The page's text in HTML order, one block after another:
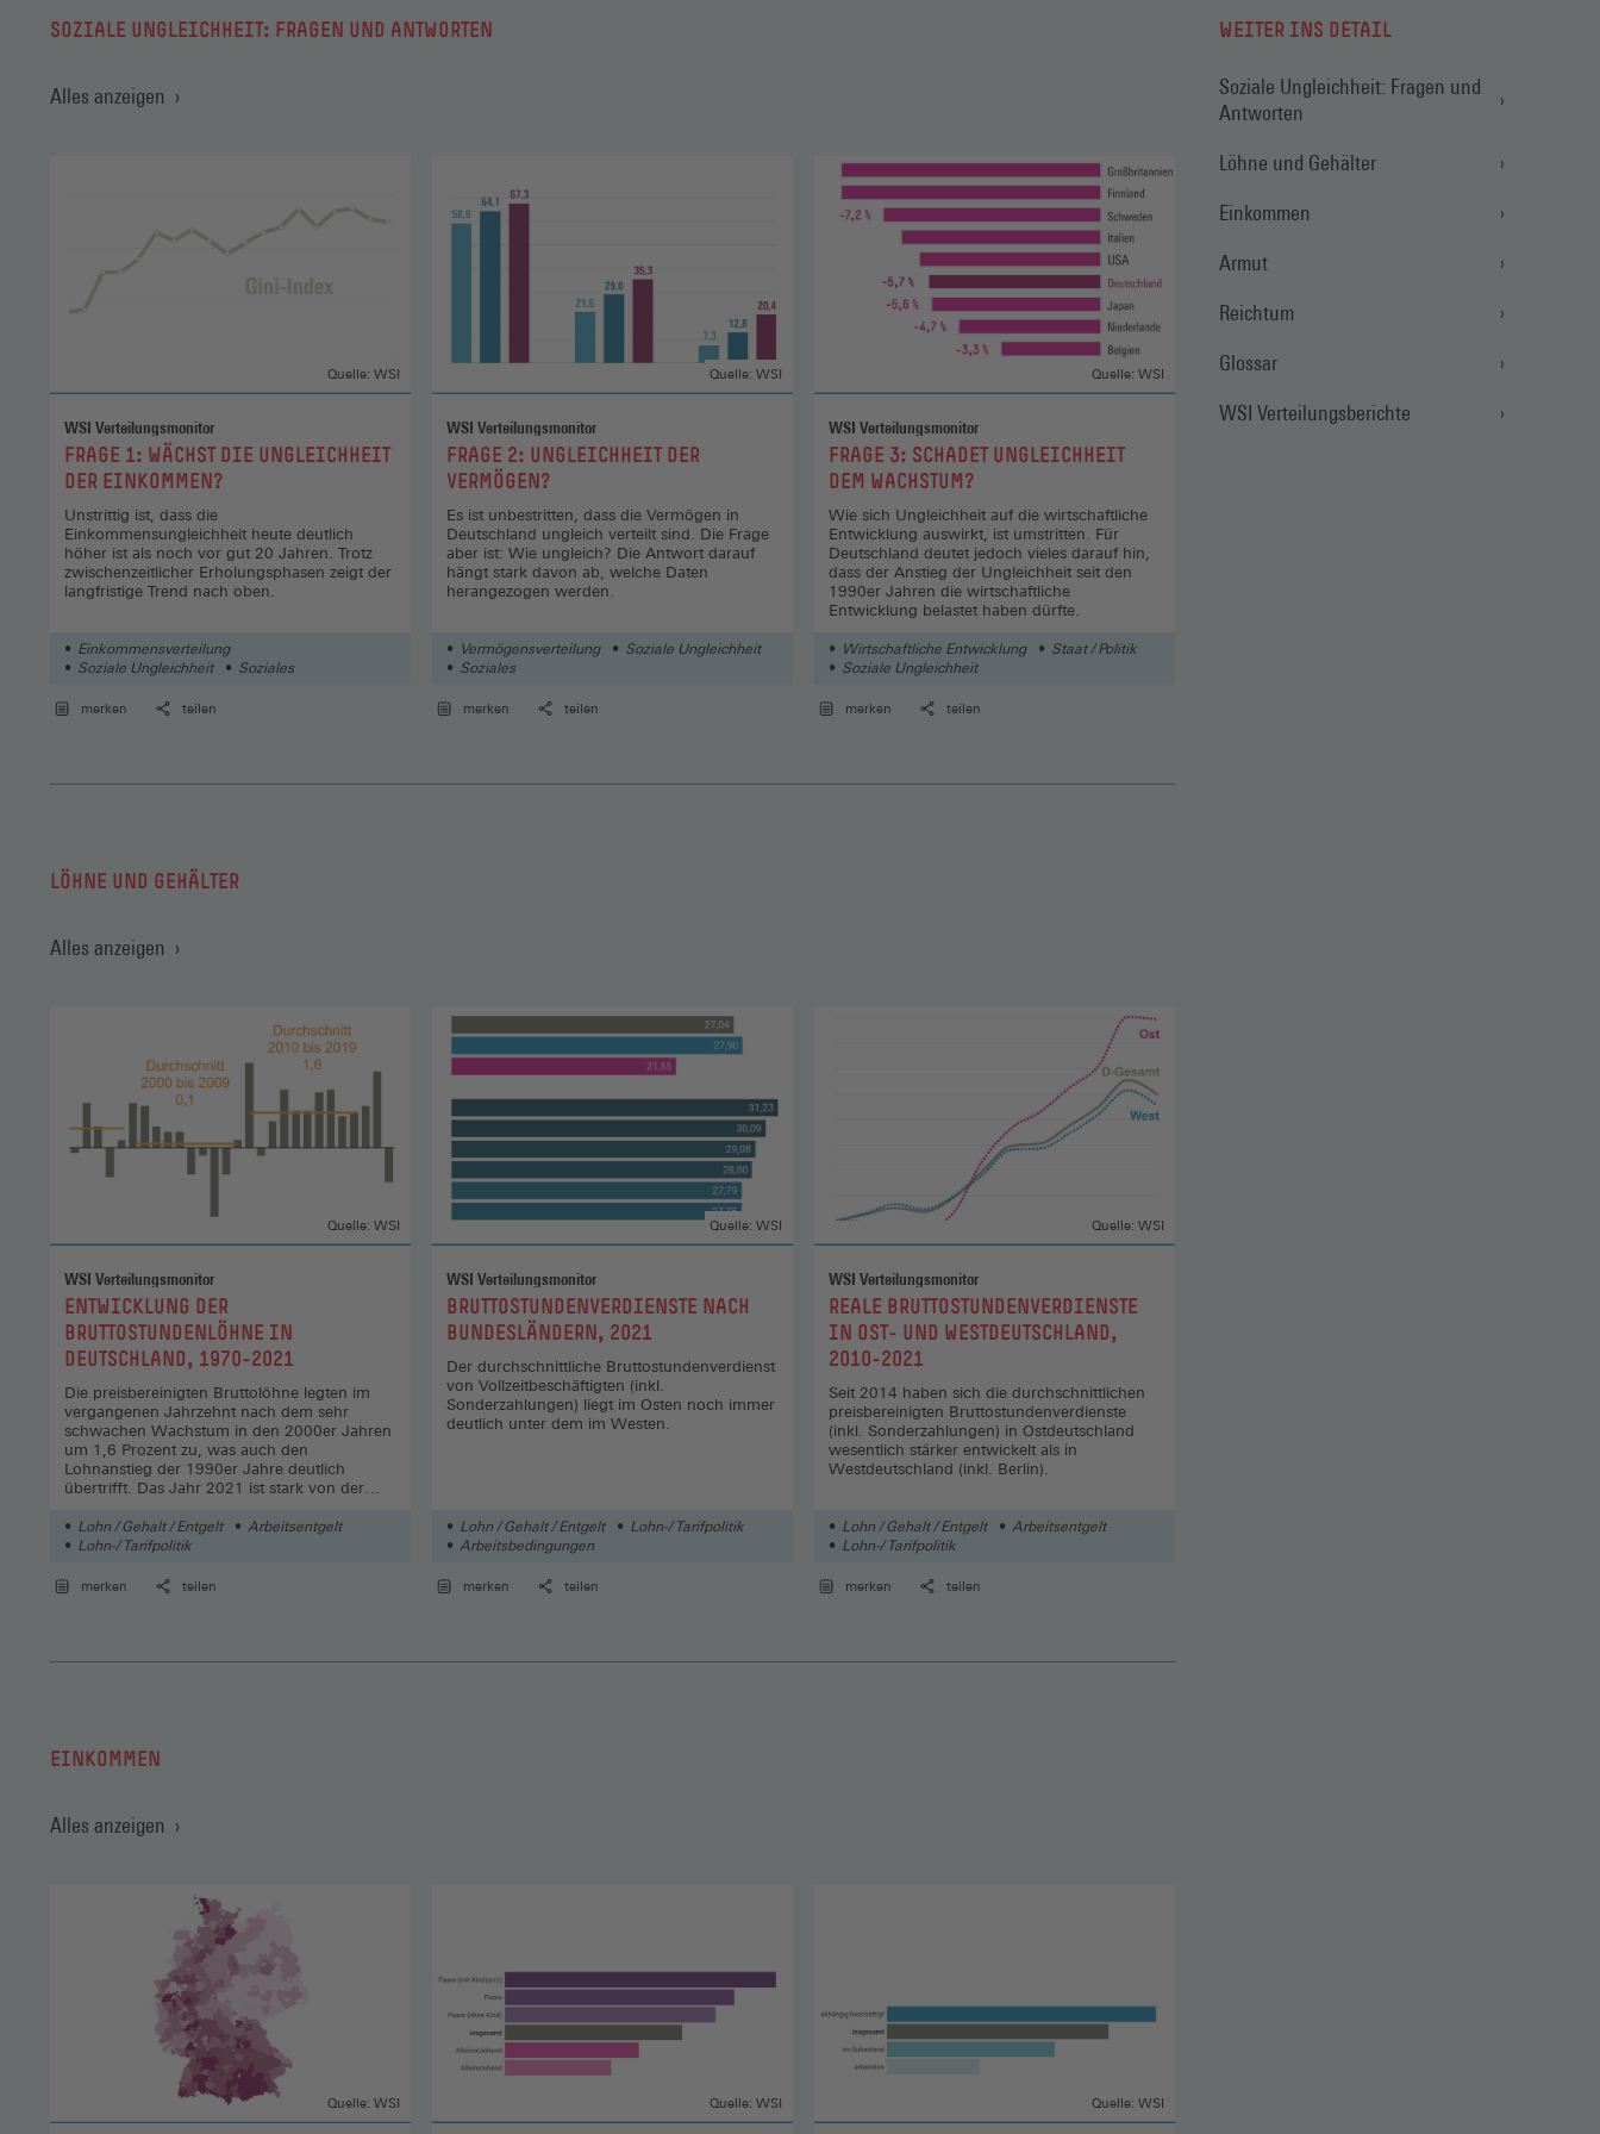
SOZIALE UNGLEICHHEIT: FRAGEN UND ANTWORTEN
Alles anzeigen
WSI Verteilungsmonitor
:FRAGE 1: WÄCHST DIE UNGLEICHHEIT
DER EINKOMMEN?
Unstrittig ist, dass die
Einkommensungleichheit heute deutlich
höher ist als noch vor gut 20 Jahren. Trotz
zwischenzeitlicher Erholungsphasen zeigt der
langfristige Trend nach oben.
Quelle: WSI
Einkommensverteilung
Soziale Ungleichheit
Soziales
merken teilen
WSI Verteilungsmonitor
:FRAGE 2: UNGLEICHHEIT DER
VERMÖGEN?
Es ist unbestritten, dass die Vermögen in
Deutschland ungleich verteilt sind. Die Frage
aber ist: Wie ungleich? Die Antwort darauf
hängt stark davon ab, welche Daten
herangezogen werden.
Quelle: WSI
Vermögensverteilung
Soziale Ungleichheit
Soziales
merken teilen
WSI Verteilungsmonitor
:FRAGE 3: SCHADET UNGLEICHHEIT
DEM WACHSTUM?
Wie sich Ungleichheit auf die wirtschaftliche
Entwicklung auswirkt, ist umstritten. Für
Deutschland deutet jedoch vieles darauf hin,
dass der Anstieg der Ungleichheit seit den
1990er Jahren die wirtschaftliche
Entwicklung belastet haben dürfte.
Quelle: WSI
Wirtschaftliche Entwicklung
Staat / Politik
Soziale Ungleichheit
merken teilen
LÖHNE UND GEHÄLTER
Alles anzeigen
WSI Verteilungsmonitor
:ENTWICKLUNG DER
BRUTTOSTUNDENLÖHNE IN
DEUTSCHLAND, 1970-2021
Die preisbereinigten Bruttolöhne legten im
vergangenen Jahrzehnt nach dem sehr
schwachen Wachstum in den 2000er Jahren
um 1,6 Prozent zu, was auch den
Lohnanstieg der 1990er Jahre deutlich
übertrifft. Das Jahr 2021 ist stark von der
Quelle: WSI
Lohn / Gehalt / Entgelt
Arbeitsentgelt
Lohn-/ Tarifpolitik
merken teilen
WSI Verteilungsmonitor
:BRUTTOSTUNDENVERDIENSTE NACH
BUNDESLÄNDERN, 2021
Der durchschnittliche Bruttostundenverdienst
von Vollzeitbeschäftigten (inkl.
Sonderzahlungen) liegt im Osten noch immer
deutlich unter dem im Westen.
Quelle: WSI
Lohn / Gehalt / Entgelt
Lohn-/ Tarifpolitik
Arbeitsbedingungen
merken teilen
WSI Verteilungsmonitor
:REALE BRUTTOSTUNDENVERDIENSTE
IN OST- UND WESTDEUTSCHLAND,
2010-2021
Seit 2014 haben sich die durchschnittlichen
preisbereinigten Bruttostundenverdienste
(inkl. Sonderzahlungen) in Ostdeutschland
wesentlich stärker entwickelt als in
Westdeutschland (inkl. Berlin).
Quelle: WSI
Lohn / Gehalt / Entgelt
Arbeitsentgelt
Lohn-/ Tarifpolitik
merken teilen
EINKOMMEN
Alles anzeigen
Quelle: WSI Quelle: WSI Quelle: WSI
WEITER INS DETAIL
Soziale Ungleichheit: Fragen und
Antworten
Löhne und Gehälter
Einkommen
Armut
Reichtum
Glossar
WSI Verteilungsberichte